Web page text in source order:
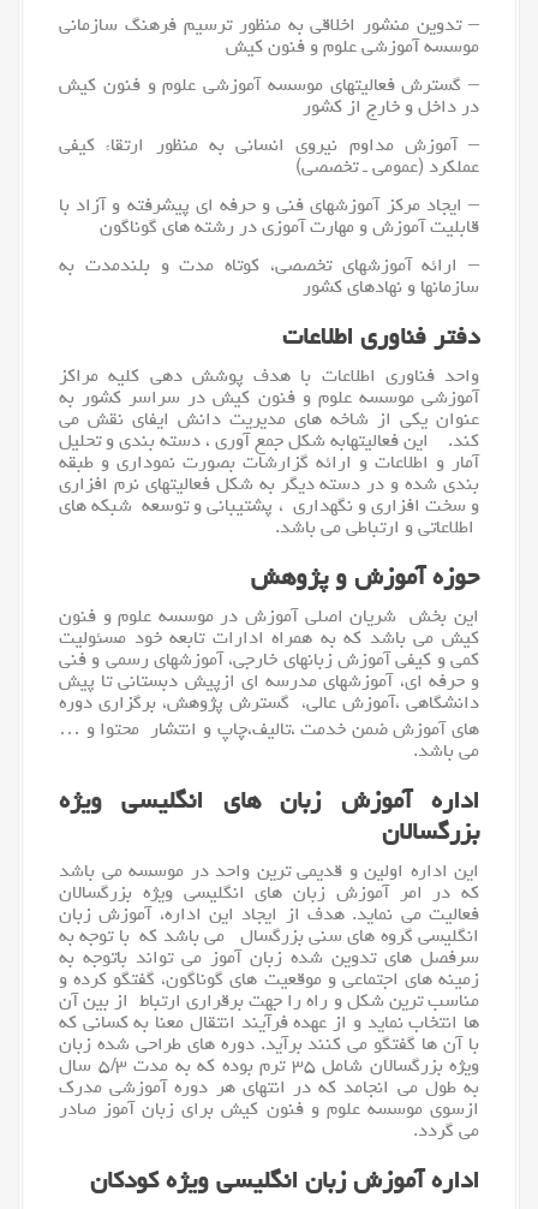
– تدوین منشور اخلاقی به منظور ترسیم فرهنگ سازمانی
موسسه آموزشی علوم و فنون کیش
– گسترش فعالیتهای موسسه آموزشی علوم و فنون کیش
در داخل و خارج از کشور
– آموزش مداوم نیروی انسانی به منظور ارتقاء کیفی
عملکرد (عمومی ـ تخصصی)
– ایجاد مرکز آموزشهای فنی و حرفه ای پیشرفته و آزاد با
قابلیت آموزش و مهارت آموزی در رشته های گوناگون
– ارائه آموزشهای تخصصی، کوتاه مدت و بلندمدت به
سازمانها و نهادهای کشور
دفتر فناوری اطلاعات
واحدفناوری اطلاعات با هدف پوشش دهی کلیه مراکز
آموزشی موسسه علوم و فنون کیش در سراسر کشور به
عنوان یکی از شاخه های مدیریت دانش ایفای نقش می
کند. این فعالیتهابه شکل جمع آوری ، دسته بندی و تحلیل
آمار و اطلاعات و ارائه گزارشات بصورت نموداری و طبقه
بندی شده و در دسته دیگر به شکل فعالیتهای نرم افزاری
و سخت افزاری و نگهداری ، پشتیبانی و توسعه شبکه های
اطلاعاتی و ارتباطی می باشد.
حوزه آموزش و پژوهش
این بخش شریان اصلی آموزش در موسسه علوم و فنون
کیش می باشد که به همراه ادارات تابعه خود مسئولیت
کمی و کیفی آموزش زبانهای خارجی، آموزشهای رسمی و فنی
و حرفه ای، آموزشهای مدرسه ای ازپیش دبستانی تا پیش
دانشگاهی ،آموزش عالی، گسترش پژوهش، برگزاری دوره
های آموزش ضمن خدمت ،تالیف،چاپ و انتشار محتوا و …
می باشد.
اداره آموزش زبان های انگلیسی ویژه
بزرگسالان
این اداره اولین و قدیمی ترین واحد در موسسه می باشد
که در امر آموزش زبان های انگلیسیویژه بزرگسالان
فعالیت می نماید. هدف از ایجاد این اداره، آموزش زبان
انگلیسی گروه های سنی بزرگسال می باشد که با توجه به
سرفصل های تدوین شده زبان آموز می تواند باتوجه به
زمینه های اجتماعی و موقعیت های گوناگون، گفتگو کرده و
مناسب ترین شکل و راه را جهت برقراری ارتباط از بین آن
ها انتخاب نماید و از عهده فرآیند انتقال معنا به کسانی که
با آن ها گفتگو می کنند برآید. دوره های طراحی شده زبان
ویژه بزرگسالان شامل ۳۵ ترم بوده که به مدت ۵/۳ سال
به طول می انجامد که در انتهای هر دوره آموزشی مدرک
ازسوی موسسه علوم و فنون کیش برای زبان آموز صادر
می گردد.
اداره آموزش زبان انگلیسی ویژه کودکان